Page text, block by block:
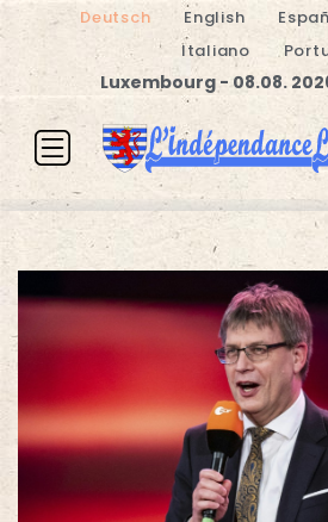
Deutsch English
Italiano
Luxembourg - 08.08.